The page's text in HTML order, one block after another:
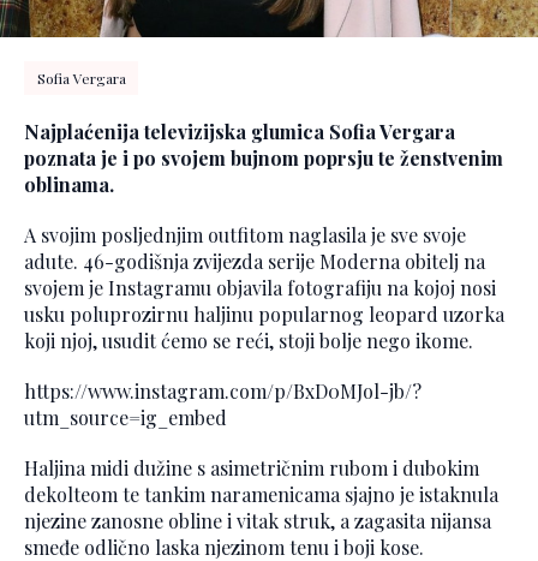
Sofia Vergara
Najplaćenija televizijska glumica Sofia Vergara
poznata je i po svojem bujnom poprsju te ženstvenim
oblinama.
A svojim posljednjim outfitom naglasila je sve svoje
adute. 46-godišnja zvijezda serije Moderna obitelj na
svojem je Instagramu objavila fotografiju na kojoj nosi
usku poluprozirnu haljinu popularnog leopard uzorka
koji njoj, usudit ćemo se reći, stoji bolje nego ikome.
https://www.instagram.com/p/BxD0MJol-jb/?
utm_source=ig_embed
Haljina midi dužine s asimetričnim rubom i dubokim
dekolteom te tankim naramenicama sjajno je istaknula
njezine zanosne obline i vitak struk, a zagasita nijansa
smeđe odlično laska njezinom tenu i boji kose.